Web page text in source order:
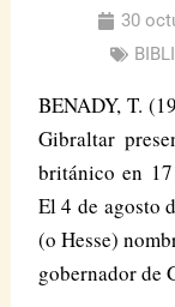
30
BENADY, T.
Gibraltar
británico en
El 4 de agosto
(o Hesse)
gobernador de